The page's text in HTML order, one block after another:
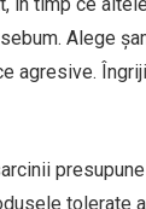
Alege
agresive.
tolerate